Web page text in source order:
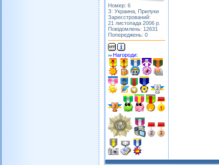
Номер: 6
З: Украина, Прилуки
Зареєстрований:
21 листопада 2006 р.
Повідомлень: 12631
Попереджень: 0
Нагороди: